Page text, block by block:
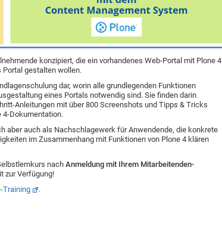
konzipiert, die ein vorhandenes Web-Portal mit Plone 4
Portal gestalten wollen.
dar, worin alle grundlegenden Funktionen
eines Portals notwendig sind. Sie finden darin
Anleitungen mit über 800 Screenshots und Tipps & Tricks
4-Dokumentation.
aber auch als Nachschlagewerk für Anwendende, die konkrete
im Zusammenhang mit Funktionen von Plone 4 klären
nach Anmeldung mit Ihrem Mitarbeitenden-
zur Verfügung!
Training .